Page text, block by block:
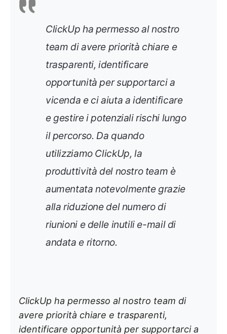
ClickUp ha permesso al nostro
team di avere priorità chiare e
trasparenti, identificare
opportunità per supportarci a
vicenda e ci aiuta a identificare
e gestire i potenziali rischi lungo
il percorso. Da quando
utilizziamo ClickUp, la
produttività del nostro team è
aumentata notevolmente grazie
alla riduzione del numero di
riunioni e delle inutili e-mail di
andata e ritorno.
ClickUp ha permesso al nostro team di
avere priorità chiare e trasparenti,
identificare opportunità per supportarci a